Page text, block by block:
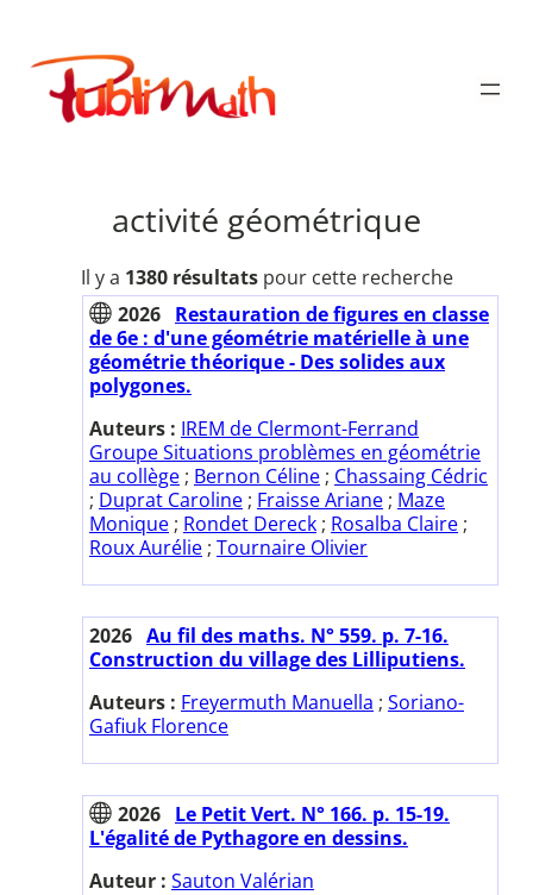
contenu
Publimath
activité géométrique
Il y a 1380 résultatspour cette recherche
2026 Restauration de figures en classe
de 6e : d'une géométrie matérielle à une
géométrie théorique - Des solides aux
polygones.
Auteurs : IREM de Clermont-Ferrand
Groupe Situations problèmes en géométrie
au collège ; Bernon Céline ; Chassaing Cédric
; Duprat Caroline ; Fraisse Ariane ; Maze
Monique ; Rondet Dereck ; Rosalba Claire ;
Roux Aurélie ; Tournaire Olivier
2026 Au fil des maths. N° 559. p. 7-16.
Construction du village des Lilliputiens.
Auteurs : Freyermuth Manuella ; Soriano-
Gafiuk Florence
2026 Le Petit Vert. N° 166. p. 15-19.
L'égalité de Pythagore en dessins.
Auteur : Sauton Valérian